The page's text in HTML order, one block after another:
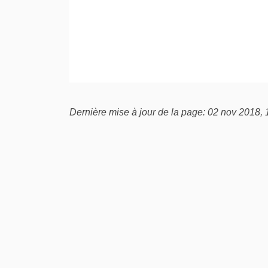
Dernière mise à jour de la page: 02 nov 2018,